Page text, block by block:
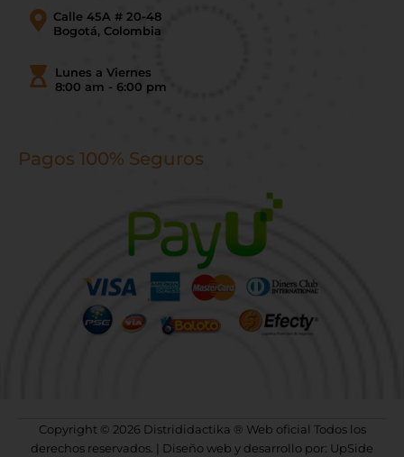
Calle 45A # 20-48
Bogotá, Colombia
Lunes a Viernes
8:00 am - 6:00 pm
Pagos 100% Seguros
Copyright © 2026 Distrididactika ® Web oficial Todos los
derechos reservados. | Diseño web y desarrollo por: UpSide